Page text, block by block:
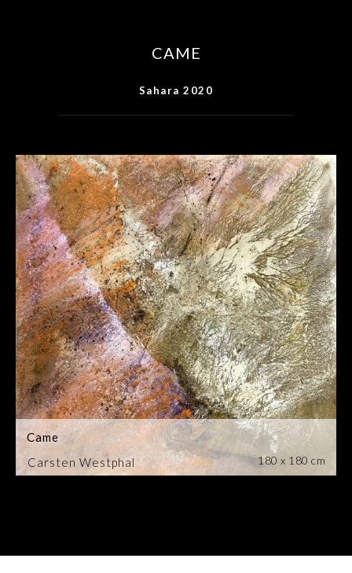
CAME
Sahara 2020
Carsten Westphal
Came
180 x 180 cm